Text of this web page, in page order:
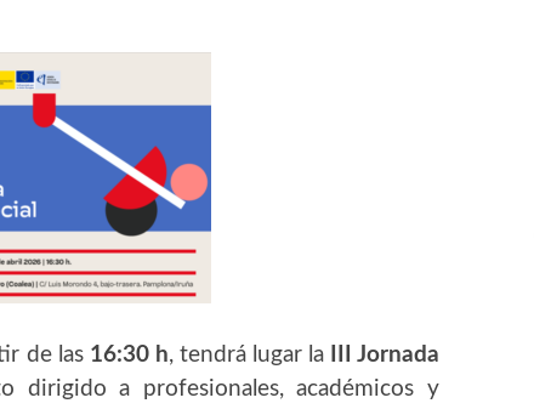
de las 16:30 h, tendrá lugar la
III Jornada
dirigido a profesionales, académicos y